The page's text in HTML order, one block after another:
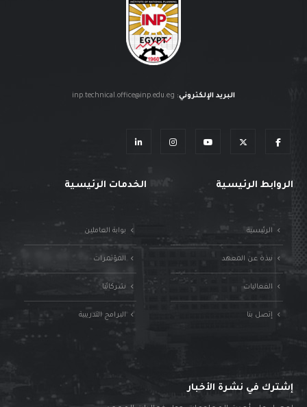
البريد الإلكتروني:
inp.technical.office@inp.edu.eg
الروابط الرئيسية
الرئيسية
نبذة عن المعهد
الفعاليات
إتصل بنا
الخدمات الرئيسية
بوابة العاملين
المؤتمرات
شركائنا
البرامج التدريبية
إشترك في نشرة الأخبار